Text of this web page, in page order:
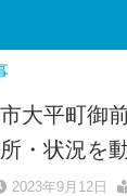
市大平町御
・状況を
2023年9月12日